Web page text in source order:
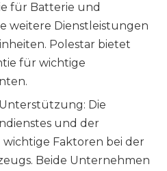
für Batterie und
weitere Dienstleistungen
Polestar bietet
für wichtige
Die
und der
Faktoren bei der
Beide Unternehmen